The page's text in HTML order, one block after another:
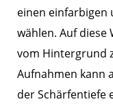
einen
wählen. Auf diese
vom Hintergrund
Aufnahmen kann
der Schärfentiefe